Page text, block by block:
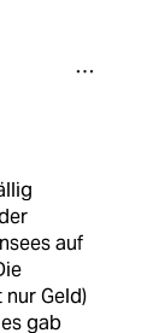
auf
Geld)
gab